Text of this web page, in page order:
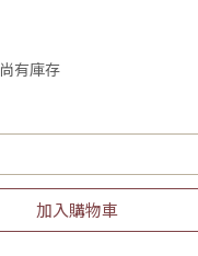
尚有庫存
加入購物車